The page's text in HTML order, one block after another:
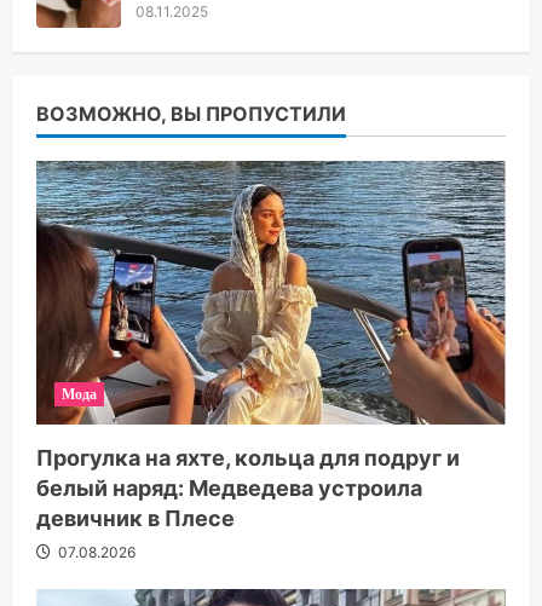
08.11.2025
ВОЗМОЖНО, ВЫ ПРОПУСТИЛИ
Мода
Прогулка на яхте, кольца для подруг и
белый наряд: Медведева устроила
девичник в Плесе
07.08.2026